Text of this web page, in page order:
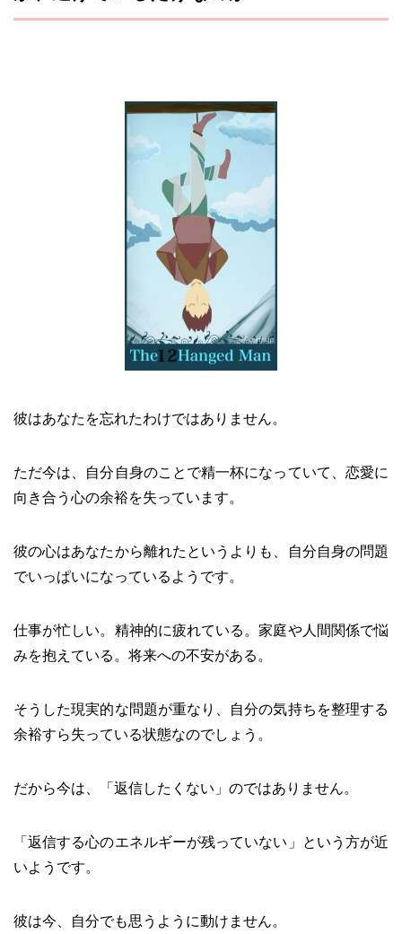
彼はあなたを忘れたわけではありません。
ただ今は、自分自身のことで精一杯になっていて、恋愛に
向き合う心の余裕を失っています。
彼の心はあなたから離れたというよりも、自分自身の問題
でいっぱいになっているようです。
仕事が忙しい。精神的に疲れている。家庭や人間関係で悩
みを抱えている。将来への不安がある。
そうした現実的な問題が重なり、自分の気持ちを整理する
余裕すら失っている状態なのでしょう。
だから今は、「返信したくない」のではありません。
「返信する心のエネルギーが残っていない」という方が近
いようです。
彼は今、自分でも思うように動けません。